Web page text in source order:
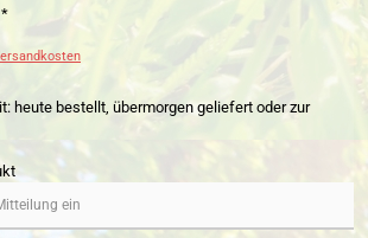
*
heute bestellt, übermorgen geliefert oder zur